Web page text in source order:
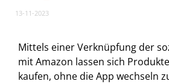
13-11-2023
Mittels einer Verknüpfung der
mit Amazon lassen sich
kaufen, ohne die App wechseln